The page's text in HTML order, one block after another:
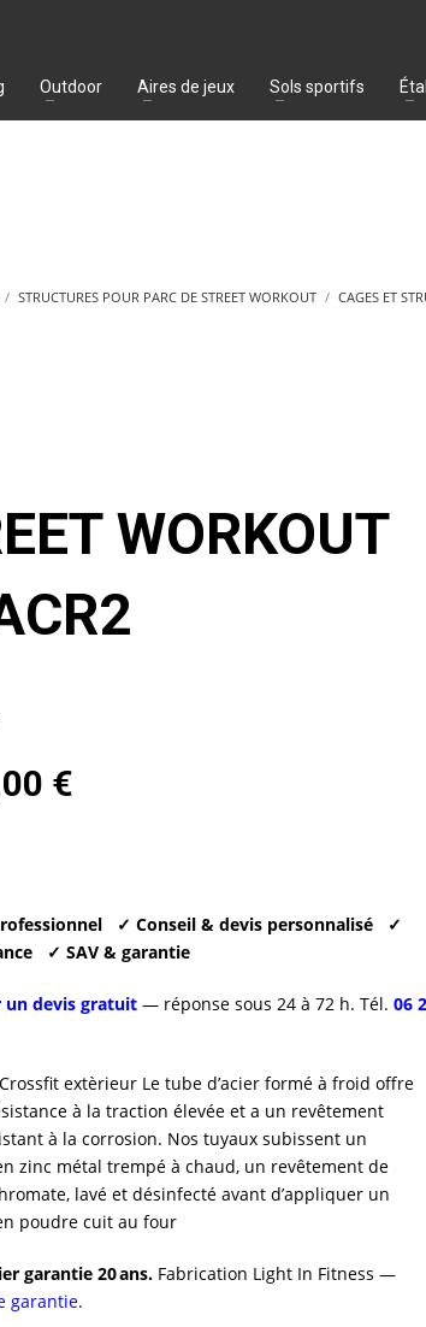
Outdoor Aires de jeux Sols sportifs
STRUCTURES POUR PARC DE STREET WORKOUT
CAGES ET
WORKOUT
prix
6
500,00 €.
€
✓ Conseil & devis personnalisé
✓
✓ SAV & garantie
un devis gratuit— réponse sous 24 à 72 h. Tél. 06
extèrieur Le tube d’acier formé à froid offre
à la traction élevée et a un revêtement
à la corrosion. Nos tuyaux subissent un
zinc métal trempé à chaud, un revêtement de
lavé et désinfecté avant d’appliquer un
poudre cuit au four
garantie 20 ans.Fabrication Light In Fitness —
garantie.